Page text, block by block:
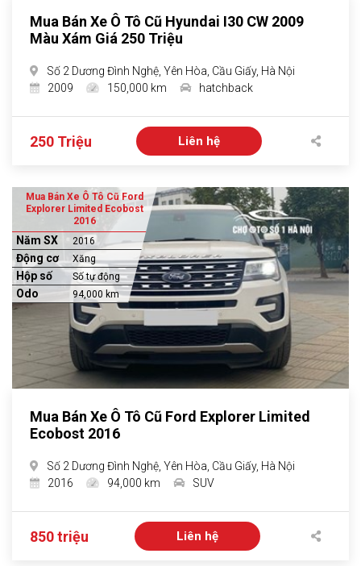
Mua Bán Xe Ô Tô Cũ Hyundai I30 CW 2009
Màu Xám Giá 250 Triệu
Số 2 Dương Đình Nghệ, Yên Hòa, Cầu Giấy, Hà Nội
2009
150,000 km hatchback
250 Triệu Liên hệ
Mua Bán Xe Ô Tô Cũ Ford
Explorer Limited Ecobost
2016
Năm SX 2016
Động cơ Xăng
Hộp số Số tự động
Odo 94,000 km
Mua Bán Xe Ô Tô Cũ Ford Explorer Limited
Ecobost 2016
Số 2 Dương Đình Nghệ, Yên Hòa, Cầu Giấy, Hà Nội
2016
94,000 km SUV
850 triệu Liên hệ